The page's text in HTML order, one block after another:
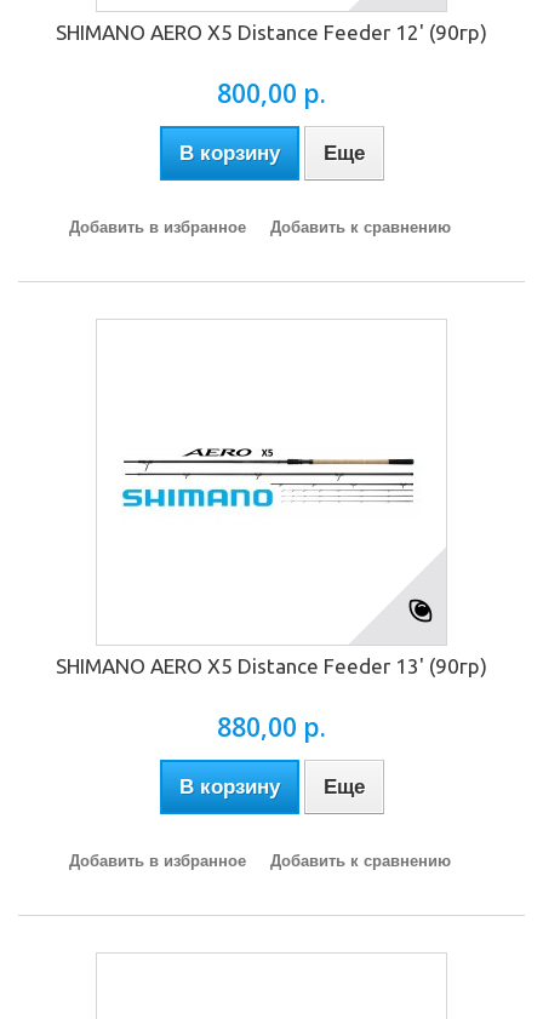
SHIMANO AERO X5 Distance Feeder 12' (90гр)
800,00 р.
В корзину Еще
Добавить в избранное Добавить к сравнению
SHIMANO AERO X5 Distance Feeder 13' (90гр)
880,00 р.
В корзину Еще
Добавить в избранное Добавить к сравнению